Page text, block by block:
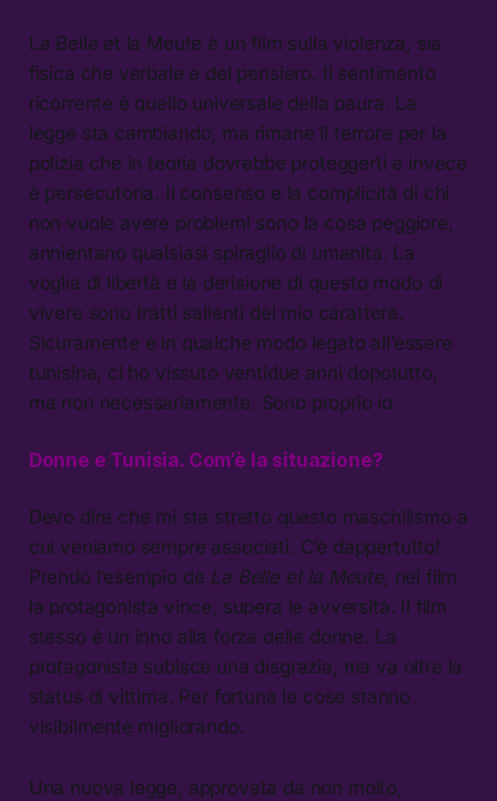
La Belle et la Meute è un film sulla violenza, sia
fisica che verbale e del pensiero. Il sentimento
ricorrente è quello universale della paura. La
legge sta cambiando, ma rimane il terrore per la
polizia che in teoria dovrebbe proteggerti e invece
è persecutoria. Il consenso e la complicità di chi
non vuole avere problemi sono la cosa peggiore,
annientano qualsiasi spiraglio di umanità. La
voglia di libertà e la derisione di questo modo di
vivere sono tratti salienti del mio carattere.
Sicuramente è in qualche modo legato all’essere
tunisina, ci ho vissuto ventidue anni dopotutto,
ma non necessariamente. Sono proprio io.
Donne e Tunisia. Com’è la situazione?
Devo dire che mi sta stretto questo maschilismo a
cui veniamo sempre associati. C’è dappertutto!
Prendo l’esempio de La Belle et la Meute, nel film
la protagonista vince, supera le avversità. Il film
stesso è un inno alla forza delle donne. La
protagonista subisce una disgrazia, ma va oltre la
status di vittima. Per fortuna le cose stanno
visibilmente migliorando.
Una nuova legge, approvata da non molto,